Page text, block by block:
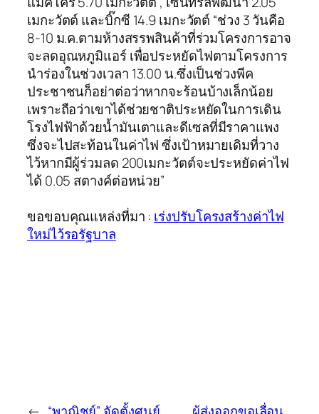
เมกะวัตต์ และบิ๊กซี 14.9 เมกะวัตต์ “ช่วง 3 วันคือ
8-10 ม.ค.ตามห้างสรรพสินค้าที่ร่วมโครงการอาจ
จะลดอุณหภูมิแอร์ เพื่อประหยัดไฟตามโครงการ
นำร่องในช่วงเวลา 13.00 น.ซึ่งเป็นช่วงพีค
ประชาชนก็อย่าต่อว่าหากจะร้อนบ้างเล็กน้อย
เพราะถือว่าเขาได้ช่วยชาติประหยัดในการเดิน
โรงไฟฟ้าด้วยน้ำมันเตาและดีเซลที่มีราคาแพง
ซึ่งจะไปสะท้อนในค่าไฟ ซึ่งเป้าหมายเดิมที่วาง
ไว้หากมีผู้ร่วมลด 200เมกะวัตต์จะประหยัดค่าไฟ
ได้ 0.05 สตางค์ต่อหน่วย”
ขอขอบคุณแหล่งที่มา : เร่งปรับโครงสร้างค่าไฟ
ใหม่ไว้รอรัฐบาล